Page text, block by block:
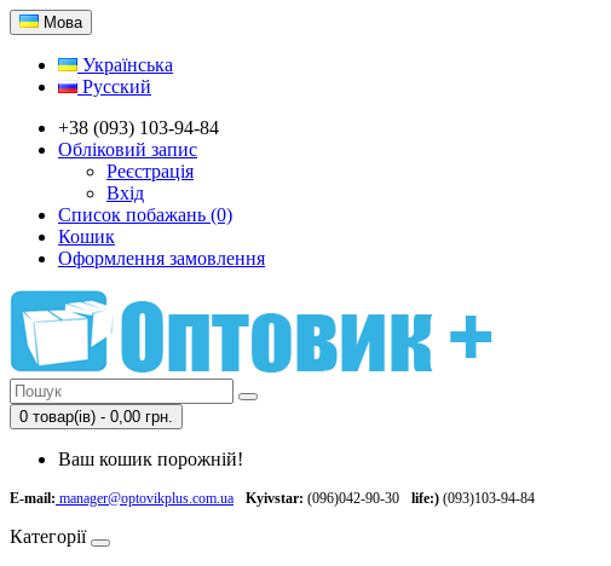
Мова
Українська
Русский
+38 (093) 103-94-84
Обліковий запис
Реєстрація
Вхід
Список побажань (0)
Кошик
Оформлення замовлення
0 товар(ів) - 0,00 грн.
Ваш кошик порожній!
E-mail: manager@optovikplus.com.ua Kyivstar: (096)042-90-30 life:) (093)103-94-84
Категорії